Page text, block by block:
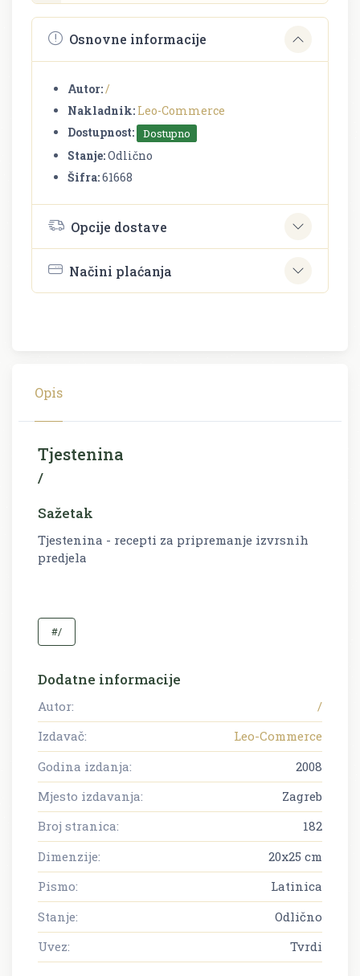
Osnovne informacije
Autor:/
Nakladnik: Leo-Commerce
Dostupnost:
Dostupno
Stanje:Odlično
Šifra:61668
Opcije dostave
Načini plaćanja
Opis
Tjestenina
/
Sažetak
Tjestenina - recepti za pripremanje izvrsnih
predjela
#/
Dodatne informacije
Autor:
/
Izdavač:
Leo-Commerce
Godina izdanja:
2008
Mjesto izdavanja:
Zagreb
Broj stranica:
182
Dimenzije:
20x25 cm
Pismo:
Latinica
Stanje:
Odlično
Uvez:
Tvrdi